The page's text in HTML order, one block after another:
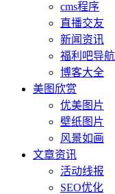
cms程序
直播交友
新闻资讯
福利吧导航
博客大全
美图欣赏
优美图片
壁纸图片
风景如画
文章资讯
活动线报
SEO优化